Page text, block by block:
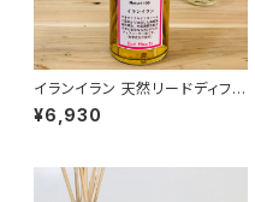
イランイラン 天然リードディフュ
ーザー 328ml
¥6,930